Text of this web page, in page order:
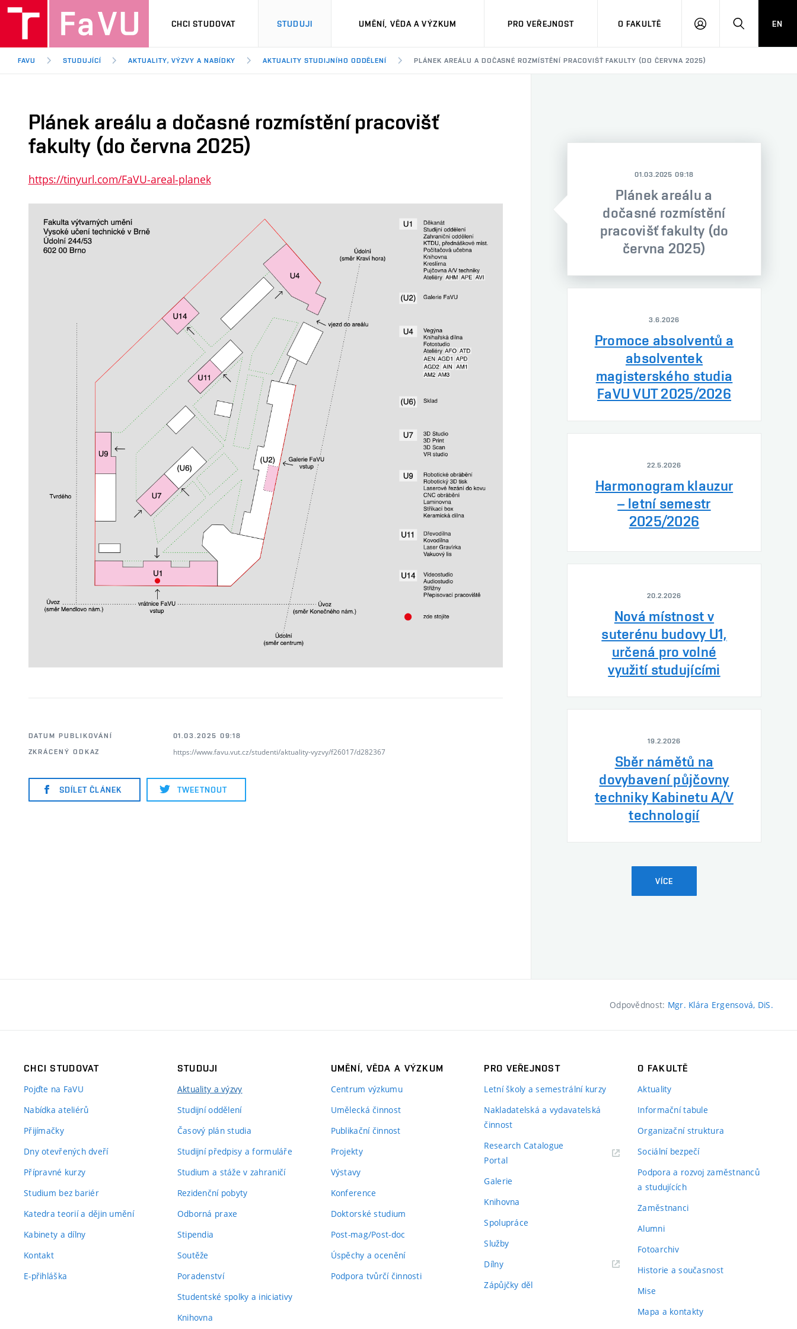
CHCI STUDOVAT STUDUJI UMĚNÍ, VĚDA A VÝZKUM PRO VEŘEJNOST O FAKULTĚ
PŘIHLÁSITHLEDAT
EN
FAVU STUDUJÍCÍ AKTUALITY, VÝZVY A NABÍDKY AKTUALITY STUDIJNÍHO ODDĚLENÍ PLÁNEK AREÁLU A DOČASNÉ ROZMÍSTĚNÍ PRACOVIŠŤ FAKULTY (DO ČERVNA 2025)
Plánek areálu a dočasné rozmístění pracovišť
fakulty (do června 2025)
https://tinyurl.com/FaVU-areal-planek
DATUM PUBLIKOVÁNÍ
01.03.2025 09:18
ZKRÁCENÝ ODKAZ
https://www.favu.vut.cz/studenti/aktuality-vyzvy/f26017/d282367
SDÍLET ČLÁNEK TWEETNOUT
01.03.2025 09:18
Plánek areálu a
dočasné rozmístění
pracovišť fakulty (do
června 2025)
3.6.2026
Promoce absolventů a
absolventek
magisterského studia
FaVU VUT 2025/2026
22.5.2026
Harmonogram klauzur
– letní semestr
2025/2026
20.2.2026
Nová místnost v
suterénu budovy U1,
určená pro volné
využití studujícími
19.2.2026
Sběr námětů na
dovybavení půjčovny
techniky Kabinetu A/V
technologií
VÍCE
Odpovědnost: Mgr. Klára Ergensová, DiS.
CHCI STUDOVAT
Pojďte na FaVU
Nabídka ateliérů
Přijímačky
Dny otevřených dveří
Přípravné kurzy
Studium bez bariér
Katedra teorií a dějin umění
Kabinety a dílny
Kontakt
E-přihláška
STUDUJI
Aktuality a výzvy
Studijní oddělení
Časový plán studia
Studijní předpisy a formuláře
Studium a stáže v zahraničí
Rezidenční pobyty
Odborná praxe
Stipendia
Soutěže
Poradenství
Studentské spolky a iniciativy
Knihovna
UMĚNÍ, VĚDA A VÝZKUM
Centrum výzkumu
Umělecká činnost
Publikační činnost
Projekty
Výstavy
Konference
Doktorské studium
Post-mag/Post-doc
Úspěchy a ocenění
Podpora tvůrčí činnosti
PRO VEŘEJNOST
Letní školy a semestrální kurzy
Nakladatelská a vydavatelská
činnost
Research Catalogue
Portal
Galerie
Knihovna
Spolupráce
Služby
Dílny
Zápůjčky děl
O FAKULTĚ
Aktuality
Informační tabule
Organizační struktura
Sociální bezpečí
Podpora a rozvoj zaměstnanců
a studujících
Zaměstnanci
Alumni
Fotoarchiv
Historie a současnost
Mise
Mapa a kontakty